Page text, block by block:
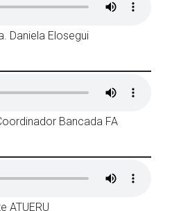
Daniela Elosegui
Bancada FA
ATUERU